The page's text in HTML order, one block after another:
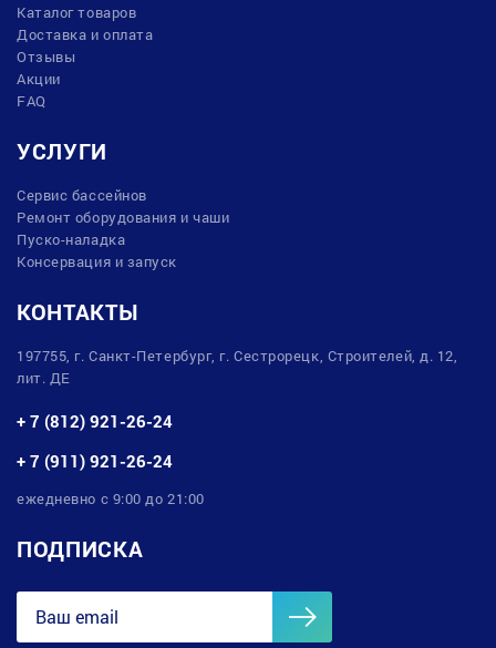
Каталог товаров
Доставка и оплата
Отзывы
Акции
FAQ
УСЛУГИ
Сервис бассейнов
Ремонт оборудования и чаши
Пуско-наладка
Консервация и запуск
КОНТАКТЫ
197755, г. Санкт-Петербург, г. Сестрорецк, Строителей, д. 12,
лит. ДЕ
+ 7 (812) 921-26-24
+ 7 (911) 921-26-24
ежедневно с 9:00 до 21:00
ПОДПИСКА